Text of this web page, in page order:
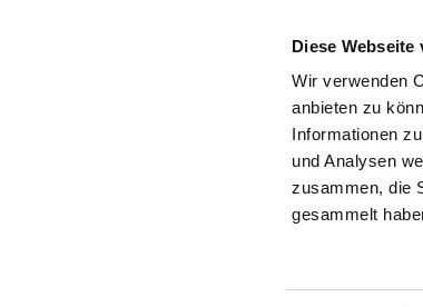
Diese Webseite
Wir verwenden
anbieten zu
Informationen
und Analysen
zusammen, die
gesammelt
Back to the search results